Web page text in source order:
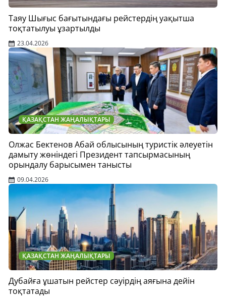
Таяу Шығыс бағытындағы рейстердің уақытша
тоқтатылуы ұзартылды
23.04.2026
ҚАЗАҚСТАН ЖАҢАЛЫҚТАРЫ
Олжас Бектенов Абай облысының туристік әлеуетін
дамыту жөніндегі Президент тапсырмасының
орындалу барысымен танысты
09.04.2026
ҚАЗАҚСТАН ЖАҢАЛЫҚТАРЫ
Дубайға ұшатын рейстер сәуірдің аяғына дейін
тоқтатады